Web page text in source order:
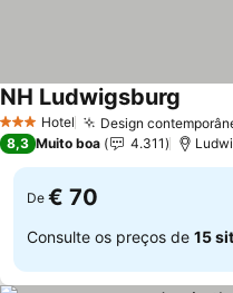
3 EstrelasHotel Design
NH Ludwigsburg
8,3 Muito boa 4.311
De € 70
Consulte os preços de 15